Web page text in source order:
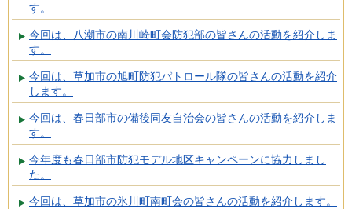
す。
今回は、八潮市の南川崎町会防犯部の皆さんの活動を紹介しま
す。
今回は、草加市の旭町防犯パトロール隊の皆さんの活動を紹介
します。
今回は、春日部市の備後同友自治会の皆さんの活動を紹介しま
す。
今年度も春日部市防犯モデル地区キャンペーンに協力しまし
た。
今回は、草加市の氷川町南町会の皆さんの活動を紹介します。